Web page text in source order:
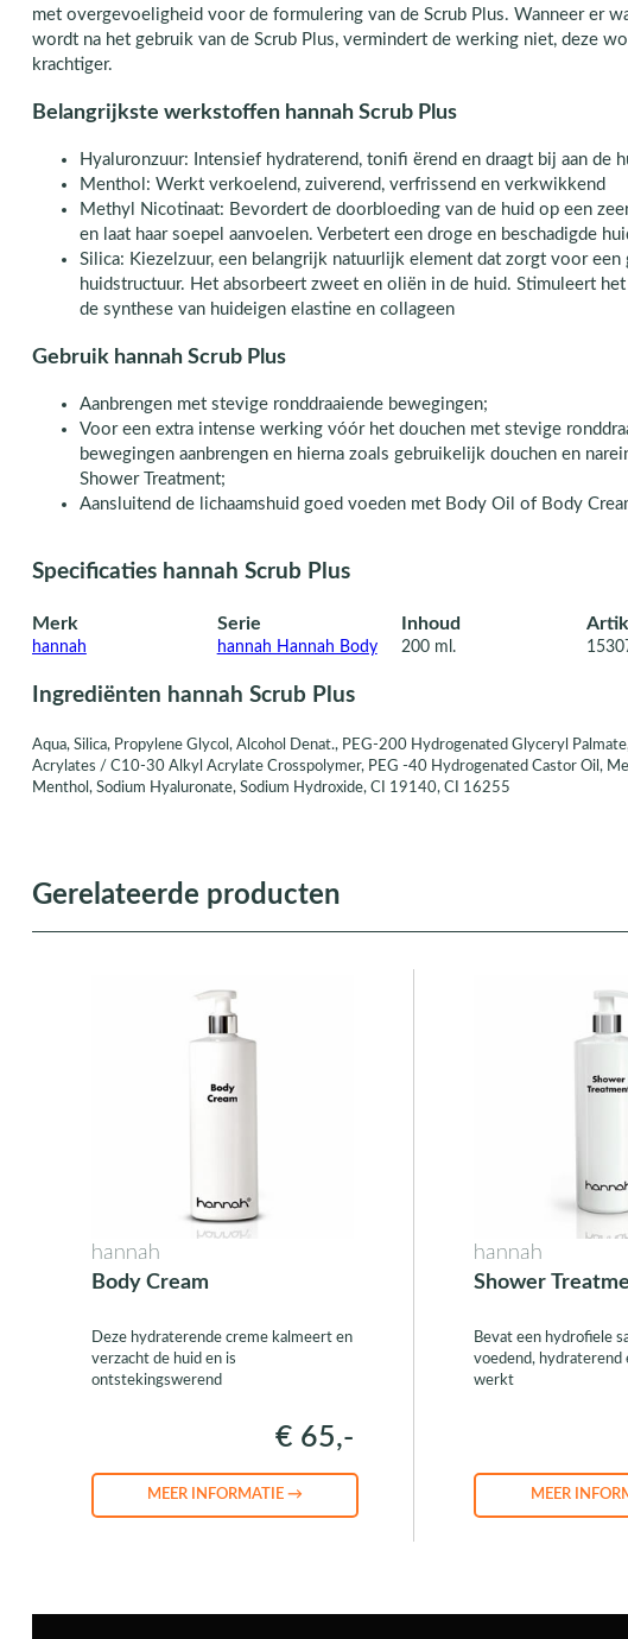
met overgevoeligheid voor de formulering van de Scrub Plus. Wanneer er
wordt na het gebruik van de Scrub Plus, vermindert de werking niet, deze
krachtiger.
Belangrijkste werkstoffen hannah Scrub Plus
Hyaluronzuur: Intensief hydraterend, tonifi ërend en draagt bij aan de
Menthol: Werkt verkoelend, zuiverend, verfrissend en verkwikkend
Methyl Nicotinaat: Bevordert de doorbloeding van de huid op een
en laat haar soepel aanvoelen. Verbetert een droge en beschadigde
Silica: Kiezelzuur, een belangrijk natuurlijk element dat zorgt voor een
huidstructuur. Het absorbeert zweet en oliën in de huid. Stimuleert
de synthese van huideigen elastine en collageen
Gebruik hannah Scrub Plus
Aanbrengen met stevige ronddraaiende bewegingen;
Voor een extra intense werking vóór het douchen met stevige
bewegingen aanbrengen en hierna zoals gebruikelijk douchen en
Shower Treatment;
Aansluitend de lichaamshuid goed voeden met Body Oil of Body
Specificaties hannah Scrub Plus
Merk
hannah
Serie
hannah Hannah Body
Inhoud
200 ml.
Ingrediënten hannah Scrub Plus
Aqua, Silica, Propylene Glycol, Alcohol Denat., PEG-200 Hydrogenated Glyceryl
Acrylates / C10-30 Alkyl Acrylate Crosspolymer, PEG -40 Hydrogenated Castor Oil,
Menthol, Sodium Hyaluronate, Sodium Hydroxide, CI 19140, CI 16255
Gerelateerde producten
hannah
Body Cream
Deze hydraterende creme kalmeert en
verzacht de huid en is
ontstekingswerend
€ 65,-
MEER INFORMATIE →
hannah
Shower
Bevat een hydrofiele
voedend, hydraterend
werkt
MEER